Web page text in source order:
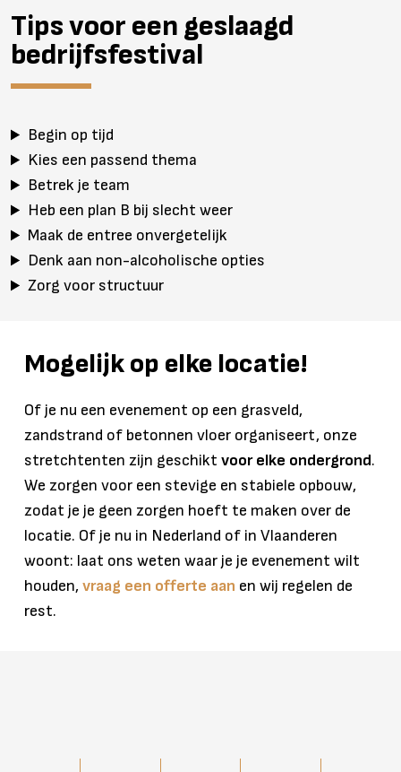
Tips voor een geslaagd
bedrijfsfestival
Begin op tijd
Kies een passend thema
Betrek je team
Heb een plan B bij slecht weer
Maak de entree onvergetelijk
Denk aan non-alcoholische opties
Zorg voor structuur
Mogelijk op elke locatie!
Of je nu een evenement op een grasveld,
zandstrand of betonnen vloer organiseert, onze
stretchtenten zijn geschikt voor elke ondergrond.
We zorgen voor een stevige en stabiele opbouw,
zodat je je geen zorgen hoeft te maken over de
locatie. Of je nu in Nederland of in Vlaanderen
woont: laat ons weten waar je je evenement wilt
houden, vraag een offerte aan en wij regelen de
rest.